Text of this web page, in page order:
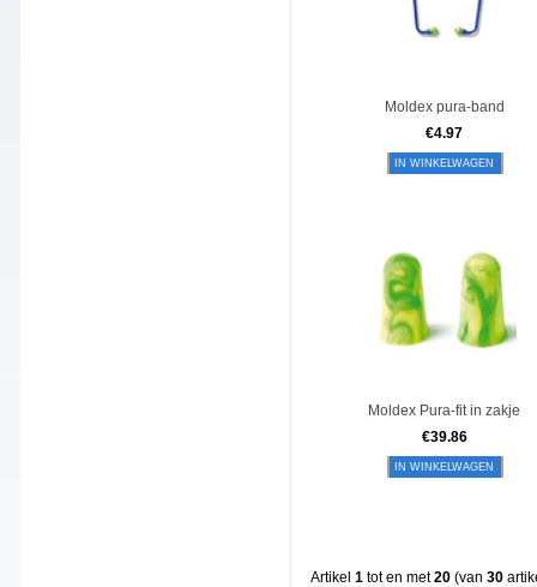
Moldex pura-band
€4.97
IN WINKELWAGEN
Moldex Pura-fit in zakje
€39.86
IN WINKELWAGEN
Artikel 1 tot en met20 (van 30